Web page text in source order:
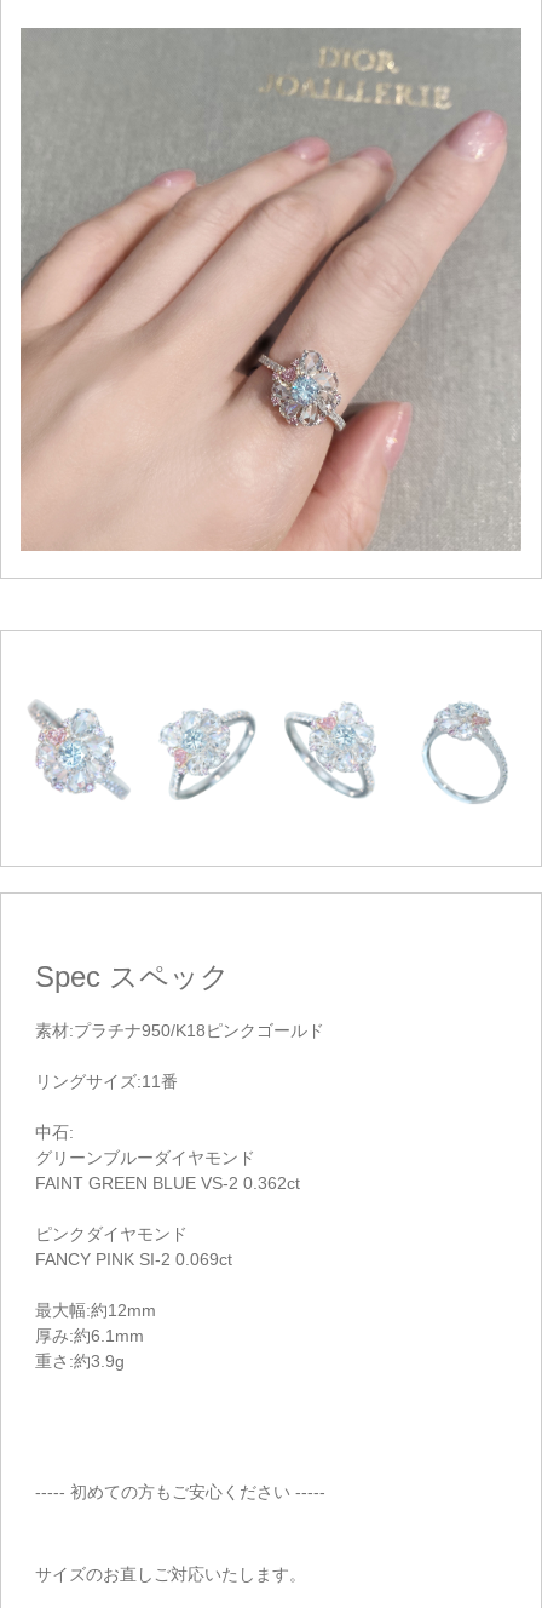
Spec スペック
素材:プラチナ950/K18ピンクゴールド
リングサイズ:11番
中石:
グリーンブルーダイヤモンド
FAINT GREEN BLUE VS-2 0.362ct
ピンクダイヤモンド
FANCY PINK SI-2 0.069ct
最大幅:約12mm
厚み:約6.1mm
重さ:約3.9g
----- 初めての方もご安心ください -----
サイズのお直しご対応いたします。
お買い物を続ける